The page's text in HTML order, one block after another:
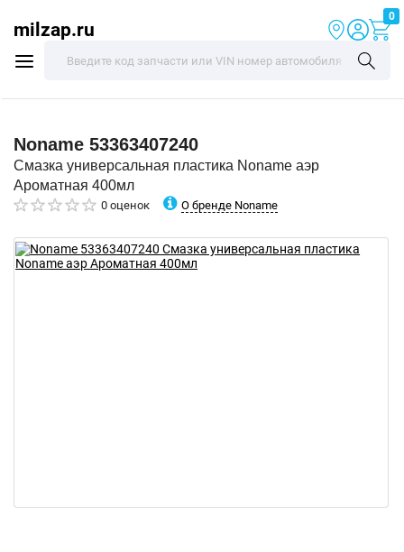
milzap.ru
0
Noname 53363407240
Смазка универсальная пластика Noname аэр
Ароматная 400мл
0 оценок О бренде Noname